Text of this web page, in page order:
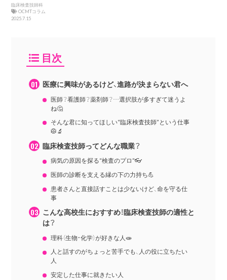
臨床検査技師科
OCMTコラム
2025.7.15
目次
医療に興味があるけど、進路が決まらない君へ
医師？看護師？薬剤師？…選択肢が多すぎて迷うよ
ね🤔
そんな君に知ってほしい“臨床検査技師”という仕事
🥼🔬
臨床検査技師ってどんな職業？
病気の原因を探る“検査のプロ”👓
医師の診断を支える縁の下の力持ち💪
患者さんと直接話すことは少ないけど、命を守る仕
事
こんな高校生におすすめ！臨床検査技師の適性と
は？
理科（生物・化学）が好きな人🧫
人と話すのがちょっと苦手でも、人の役に立ちたい
人
安定した仕事に就きたい人